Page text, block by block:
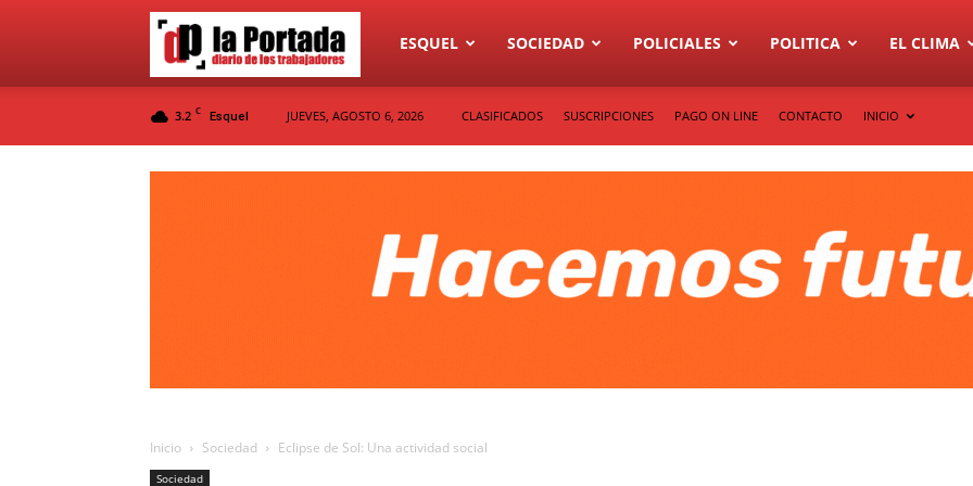
Diario
La
ESQUEL SOCIEDAD POLICIALES POLITICA EL CLIMA
3.2 C Esquel JUEVES, AGOSTO 6, 2026 CLASIFICADOS SUSCRIPCIONES PAGO ON LINE CONTACTO INICIO
Inicio Sociedad Eclipse de Sol: Una actividad social
Sociedad